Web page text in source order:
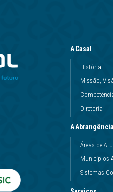
A Casal
História
Missão,
Diretoria
A Abrangência
Áreas de
Municípios
Sistemas